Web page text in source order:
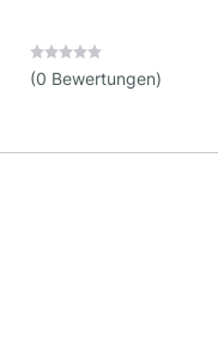
(0 Bewertungen)